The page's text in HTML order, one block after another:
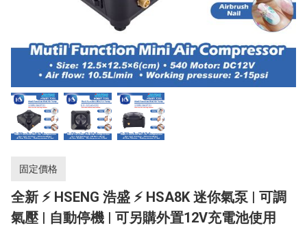
固定價格
全新 ⚡ HSENG 浩盛 ⚡ HSA8K 迷你氣泵 | 可調
氣壓 | 自動停機 | 可另購外置12V充電池使用